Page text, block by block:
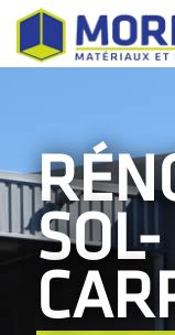
SOL-